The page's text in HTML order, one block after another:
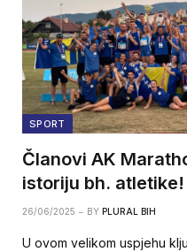
SPORT
Članovi AK
istoriju bh. atletike!
26/06/2025 BY PLURAL BIH
U ovom velikom uspjehu